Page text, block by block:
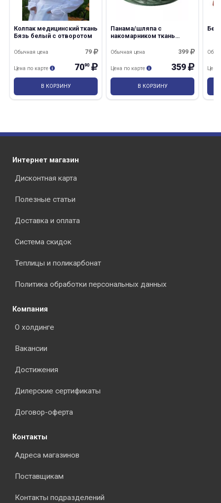
Колпак медицинский ткань
Бязь белый с отворотом
79
Обычная цена
7090
Цена по карте
В КОРЗИНУ
Панама/шляпа с
накомарником ткань
олива
399
Обычная цена
359
Цена по карте
В КОРЗИНУ
Цена
Интернет магазин
Дисконтная карта
Полезные статьи
Доставка и оплата
Система скидок
Теплицы и поликарбонат
Политика обработки персональных данных
Компания
О холдинге
Вакансии
Достижения
Дилерские сертификаты
Договор-оферта
Контакты
Адреса магазинов
Поставщикам
Контакты подразделений